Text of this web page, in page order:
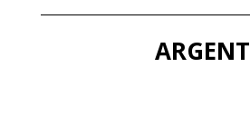
ARGENT